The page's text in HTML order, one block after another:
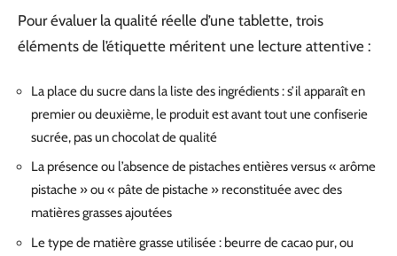
Pour évaluer la qualité réelle d’une tablette, trois
éléments de l’étiquette méritent une lecture attentive :
La place du sucre dans la liste des ingrédients : s’il apparaît en
premier ou deuxième, le produit est avant tout une confiserie
sucrée, pas un chocolat de qualité
La présence ou l’absence de pistaches entières versus « arôme
pistache » ou « pâte de pistache » reconstituée avec des
matières grasses ajoutées
Le type de matière grasse utilisée : beurre de cacao pur, ou